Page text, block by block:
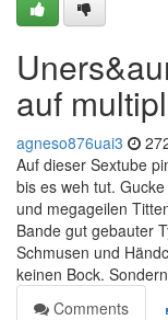
auf
agneso876uai3
Auf dieser Sextube
bis es weh tut.
und megageilen
Bande gut gebauter
Schmusen und
keinen Bock.
Comments